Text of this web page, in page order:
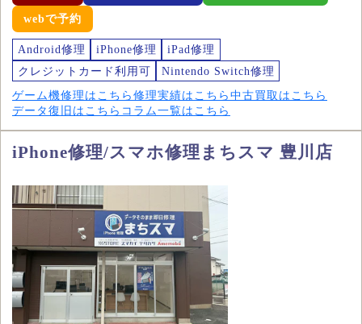
webで予約
Android修理 iPhone修理
iPad修理
クレジットカード利用可
Nintendo Switch修理
ゲーム機修理はこちら 修理実績はこちら 中古買取はこちら
データ復旧はこちら コラム一覧はこちら
iPhone修理/スマホ修理まちスマ 豊川店